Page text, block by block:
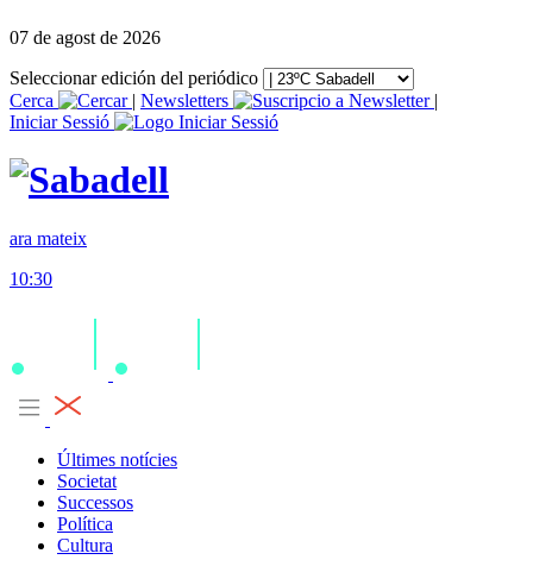
07 de agost de 2026
Seleccionar edición del periódico
Cerca
| Newsletters
|
Iniciar Sessió
ara mateix
10:30
Últimes notícies
Societat
Successos
Política
Cultura